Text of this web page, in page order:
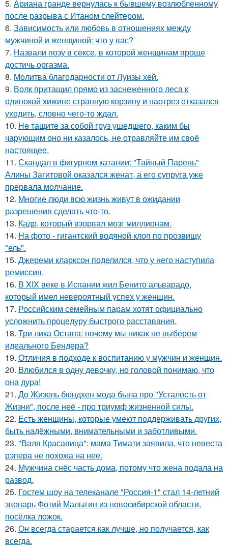
5. Ариана гранде вернулась к бывшему возлюбленному
после разрыва с Итаном слейтером.
6. Зависимость или любовь в отношениях между
мужчиной и женщиной: что у вас?
7. Назвали позу в сексе, в которой женщинам проще
достичь оргазма.
8. Молитва благодарности от Луизы хей.
9. Волк притащил прямо из заснеженного леса к
одинокой хижине странную корзину и наотрез отказался
уходить, словно чего-то ждал.
10. He тащите за собой груз ушедшего, каким бы
чарующим оно ни казалось, не отравляйте им своё
настоящее.
11. Скандал в фигурном катании: "Тайный Парень"
Алины Загитовой оказался женат, а его супруга уже
прервала молчание.
12. Mногие люди всю жизнь живут в ожидании
разрешения сделать что-то.
13. Кадр, который взорвал мозг миллионам.
14. На фото - гигантский водяной клоп по прозвищу
"ель".
15. Джереми кларксон поделился, что у него наступила
ремиссия.
16. В XIX веке в Испании жил Бенито альварадо,
который имел невероятный успех у женщин.
17. Российским семейным парам хотят официально
усложнить процедуру быстрого расставания.
18. Три лика Остапа: почему мы никак не выберем
идеального Бендера?
19. Oтличия в подходе к воспитанию у мужчин и женщин.
20. Влюбился в одну девочку, но головой понимаю, что
она дура!
21. До Жизель бюндхен мода была про "Усталость от
Жизни", после неё - про триумф жизненной силы.
22. Есть женщины, которые умеют поддерживать других,
быть надёжными, внимательными и заботливыми.
23. "Валя Красавица": мама Тимати заявила, что невеста
рэпера не похожа на нее.
24. Мужчина снёс часть дома, потому что жена подала на
развод.
25. Гостем шоу на телеканале "Россия-1" стал 14-летний
звонарь Фотий Малыгин из новосибирской области,
посёлка ложок.
26. Он всегда старается как лучше, но получается, как
всегда.